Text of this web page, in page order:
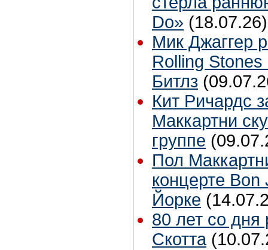
Do» (18.07.26)
Мик Джаггер
Rolling Stones
Битлз
Кит Ричардс
Маккартни
группе
Пол
концерте
Йорке
80 лет со
Скотта